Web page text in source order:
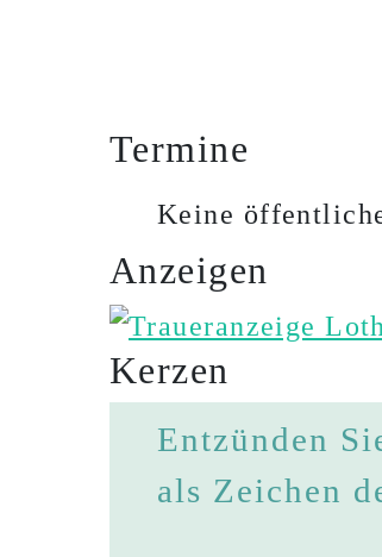
Termine
Keine
Anzeigen
Kerzen
Entzünden
als Zeichen